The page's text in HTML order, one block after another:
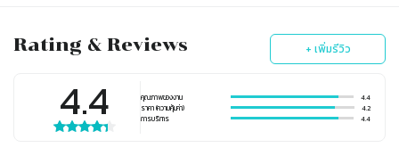
Rating & Reviews + เพิ่มรีวิว
4.4 คุณภาพของงาน
4.4
ราคา (ความคุ้มค่า)
4.2
การบริการ
4.4